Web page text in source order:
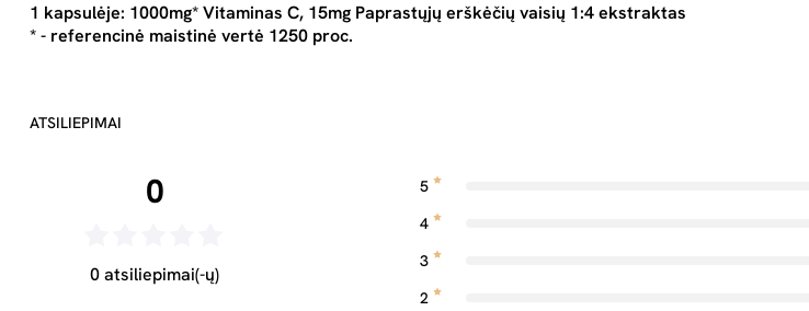
1 kapsulėje: 1000mg* Vitaminas C, 15mg Paprastųjų erškėčių vaisių 1:4 ekstraktas
* - referencinė maistinė vertė 1250 proc.
ATSILIEPIMAI
0
0 atsiliepimai(-ų)
5
4
3
2